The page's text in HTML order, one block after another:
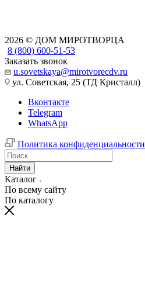
2026 © ДОМ МИРОТВОРЦА
8 (800) 600-51-53
Заказать звонок
u.sovetskaya@mirotvorecdv.ru
ул. Советская, 25 (ТД Кристалл)
Вконтакте
Telegram
WhatsApp
Политика конфиденциальности
Найти
Каталог
По всему сайту
По каталогу